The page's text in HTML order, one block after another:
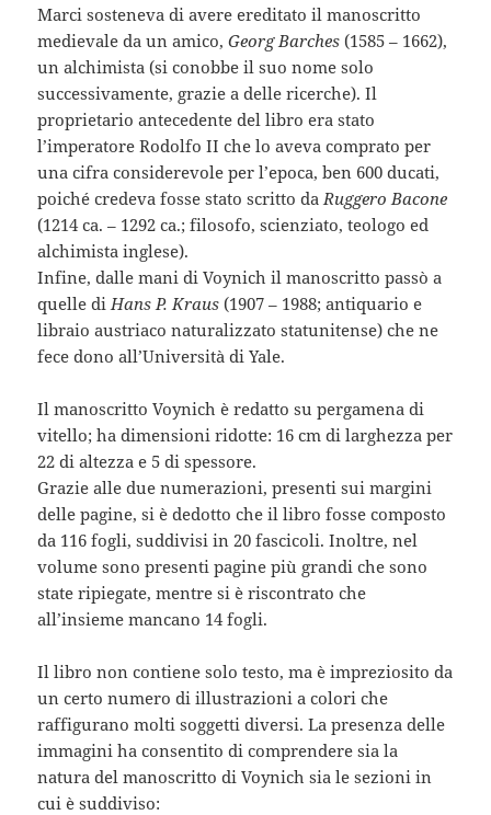
Marci sosteneva di avere ereditato il manoscritto
medievale da un amico,Georg Barches (1585 – 1662),
un alchimista (si conobbe il suo nome solo
successivamente, grazie a delle ricerche). Il
proprietario antecedente del libro era stato
l’imperatore Rodolfo II che lo aveva comprato per
una cifra considerevole per l’epoca, ben 600 ducati,
poiché credeva fosse stato scritto da Ruggero Bacone
(1214 ca. – 1292 ca.; filosofo, scienziato, teologo ed
alchimista inglese).
Infine, dalle mani di Voynich il manoscritto passò a
quelle di Hans P. Kraus (1907 – 1988; antiquario e
libraio austriaco naturalizzato statunitense) che ne
fece dono all’Università di Yale.
Il manoscritto Voynich è redatto su pergamena di
vitello; ha dimensioni ridotte: 16 cm di larghezza per
22 di altezza e 5 di spessore.
Grazie alle due numerazioni, presenti sui margini
delle pagine, si è dedotto che il libro fosse composto
da 116 fogli, suddivisi in 20 fascicoli. Inoltre, nel
volume sono presenti pagine più grandi che sono
state ripiegate, mentre si è riscontrato che
all’insieme mancano 14 fogli.
Il libro non contiene solo testo, ma è impreziosito da
un certo numero di illustrazioni a colori che
raffigurano molti soggetti diversi. La presenza delle
immagini ha consentito di comprendere sia la
natura del manoscritto di Voynich sia le sezioni in
cui è suddiviso: